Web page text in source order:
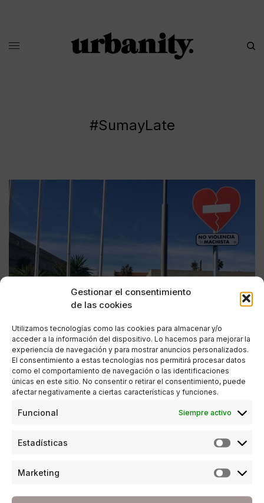
Gestionar el consentimiento
de las cookies
Utilizamos tecnologías como las cookies para almacenar y/o
acceder a la información del dispositivo. Lo hacemos para mejorar la
experiencia de navegación y para mostrar anuncios personalizados.
El consentimiento a estas tecnologías nos permitirá procesar datos
como el comportamiento de navegación o las identificaciones
únicas en este sitio. No consentir o retirar el consentimiento, puede
afectar negativamente a ciertas características y funciones.
Funcional Siempre activo
Estadísticas
Marketing
#SumayLate
para extenderse por toda España
26/01/2018
5 MINUTOS DE LECTURA